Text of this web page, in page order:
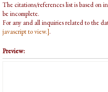
The citations/references list is based on
be incomplete.
For any and all inquiries related to the
javascript to view.].
Preview: